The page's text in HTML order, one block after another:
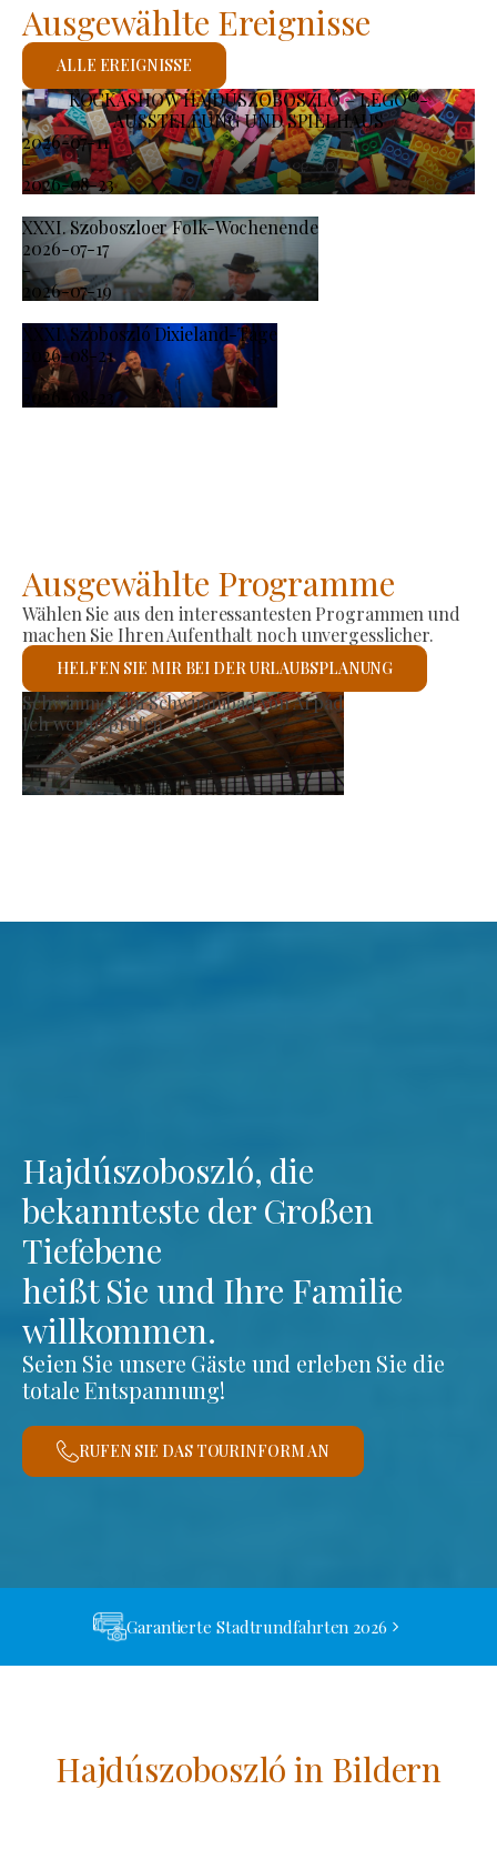
KOCKASHOW HAJDÚSZOBOSZLÓ – LEGO®-
AUSSTELLUNG UND SPIELHAUS
2026-07-11
-
2026-08-23
XXXI. Szoboszloer Folk-Wochenende
2026-07-17
-
2026-07-19
XXXI. Szoboszló Dixieland-Tage
2026-08-21
-
2026-08-23
Ausgewählte Ereignisse
ALLE EREIGNISSE
Ausgewählte Programme
Wählen Sie aus den interessantesten Programmen und
machen Sie Ihren Aufenthalt noch unvergesslicher.
HELFEN SIE MIR BEI DER URLAUBSPLANUNG
werde prüfen
Hajdúszoboszló, die
bekannteste der Großen
Tiefebene
heißt Sie und Ihre Familie
willkommen.
Seien Sie unsere Gäste und erleben Sie die
totale Entspannung!
RUFEN SIE DAS TOURINFORM AN
Garantierte Stadtrundfahrten 2026
Hajdúszoboszló in Bildern